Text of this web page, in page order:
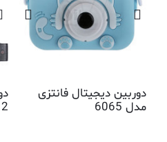
دوربین دیجیتال فانتزی
مدل 6065